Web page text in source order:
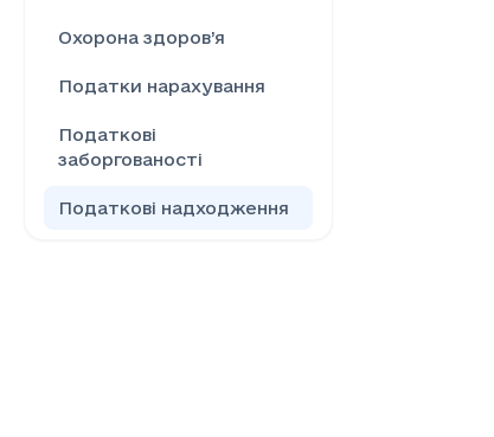
Охорона здоров’я
Податки нарахування
Податкові
заборгованості
Податкові надходження